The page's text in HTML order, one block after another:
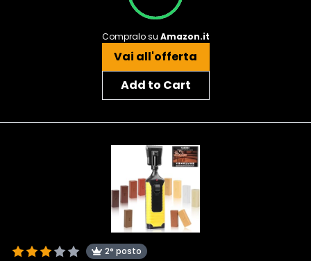
Compralo su Amazon.it
Vai all'offerta
Add to Cart
2° posto